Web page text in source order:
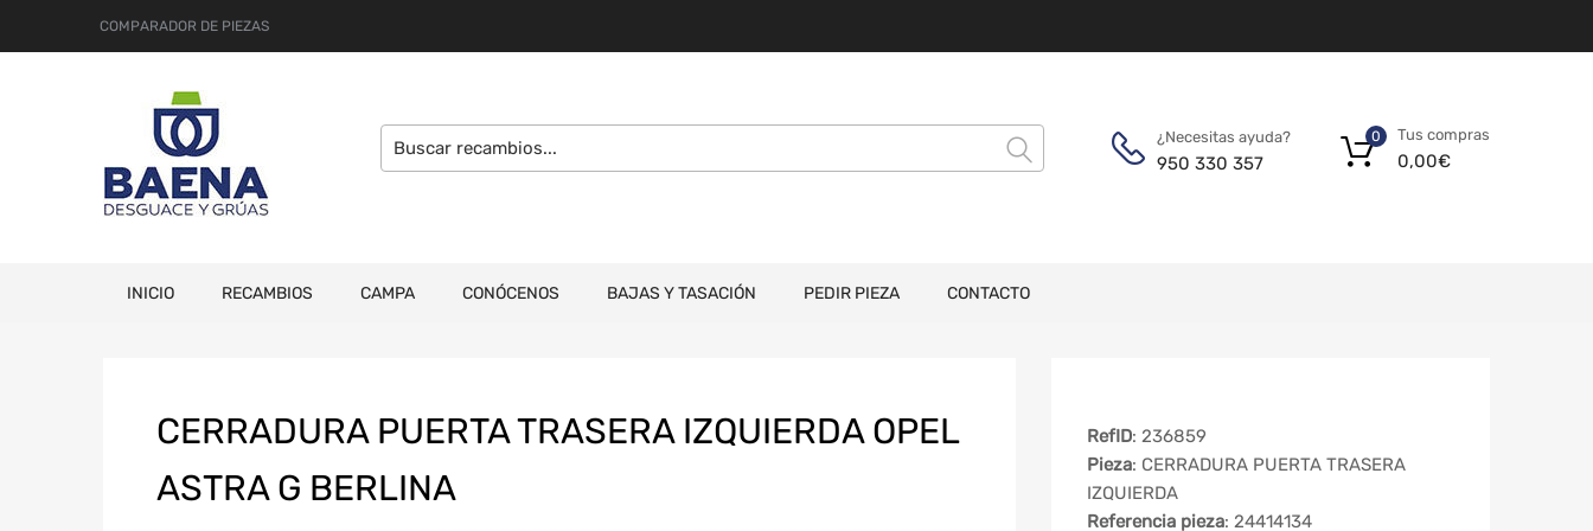
COMPARADOR DE PIEZAS
¿Necesitas ayuda?
950 330 357
Tus compras
0,00€
0
INICIO RECAMBIOS CAMPA CONÓCENOS BAJAS Y TASACIÓN PEDIR PIEZA CONTACTO
CERRADURA PUERTA TRASERA IZQUIERDA OPEL
ASTRA G BERLINA
RefID: 236859
Pieza: CERRADURA PUERTA TRASERA
IZQUIERDA
Referencia pieza: 24414134